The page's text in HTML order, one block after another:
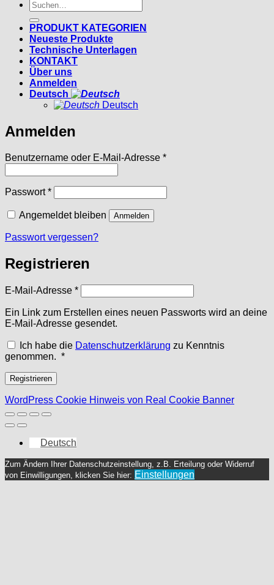
Suchen
nach:
PRODUKT KATEGORIEN
Neueste Produkte
Technische Unterlagen
KONTAKT
Über uns
Anmelden
Deutsch
Deutsch
Anmelden
Benutzername oder E-Mail-Adresse *Erforderlich
Passwort*Erforderlich
Angemeldet bleiben Anmelden
Passwort vergessen?
Registrieren
E-Mail-Adresse *Erforderlich
Ein Link zum Erstellen eines neuen Passworts wird an deine
E-Mail-Adresse gesendet.
Ich habe die Datenschutzerklärung zu Kenntnis
genommen. *Erforderlich
Registrieren
WordPress Cookie Hinweis von Real Cookie Banner
Deutsch
Zum Ändern Ihrer Datenschutzeinstellung, z.B. Erteilung oder Widerruf
von Einwilligungen, klicken Sie hier: Einstellungen